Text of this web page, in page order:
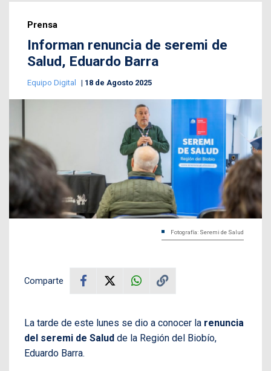
Prensa
Informan renuncia de seremi de
Salud, Eduardo Barra
Equipo Digital 18 de Agosto 2025
Fotografía: Seremi de Salud
Comparte
La tarde de este lunes se dio a conocer la renuncia
del seremi de Salud de la Región del Biobío,
Eduardo Barra.